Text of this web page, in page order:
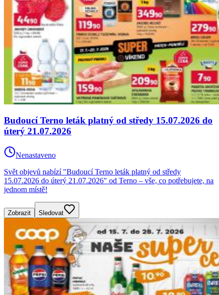
Budoucí Terno leták platný od středy 15.07.2026 do
úterý 21.07.2026
Nenastaveno
Svět objevů nabízí "Budoucí Terno leták platný od středy
15.07.2026 do úterý 21.07.2026" od Terno – vše, co potřebujete, na
jednom místě!
Zobrazit Sledovat